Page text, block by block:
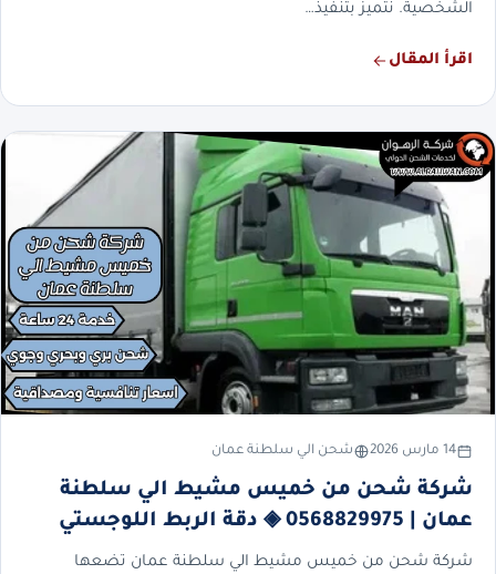
الشخصية. نتميز بتنفيذ…
اقرأ المقال
14 مارس 2026 شحن الي سلطنة عمان
شركة شحن من خميس مشيط الي سلطنة
عمان | 0568829975 ◈ دقة الربط اللوجستي
شركة شحن من خميس مشيط الي سلطنة عمان تضعها